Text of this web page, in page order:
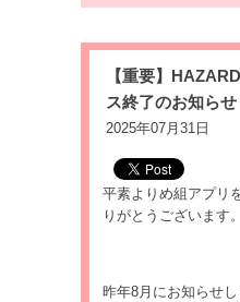
【重要】
ス終了のお知らせ
2025年07月31日
平素よりめ組アプリ
りがとうございます。
昨年8月にお知らせし